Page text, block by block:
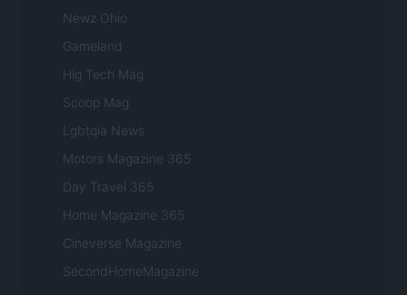
Newz Ohio
Gameland
Hig Tech Mag
Scoop Mag
Lgbtqia News
Motors Magazine 365
Day Travel 365
Home Magazine 365
Cineverse Magazine
SecondHomeMagazine